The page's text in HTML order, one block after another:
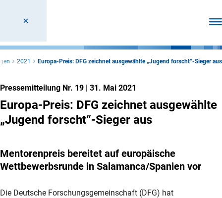
2021 Europa-Preis: DFG zeichnet ausgewählte „Jugend forscht“-Sieger aus
Pressemitteilung Nr. 19 | 31. Mai 2021
Europa-Preis: DFG zeichnet ausgewählte
„Jugend forscht“-Sieger aus
Mentorenpreis bereitet auf europäische
Wettbewerbsrunde in Salamanca/Spanien vor
Die Deutsche Forschungsgemeinschaft (DFG) hat